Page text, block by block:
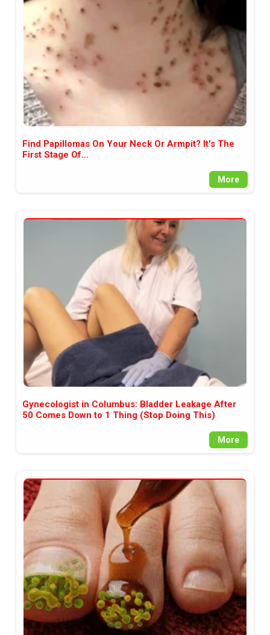
аудитория, затова държим на
прозрачност и коректност от
наша страна. Поднасяме ви
новините такива, каквито са. В
пълния си потенциал.
Find Papillomas On Your Neck Or Armpit? It's The
First Stage Of...
More
Gynecologist in Columbus: Bladder Leakage After
50 Comes Down to 1 Thing (Stop Doing This)
More